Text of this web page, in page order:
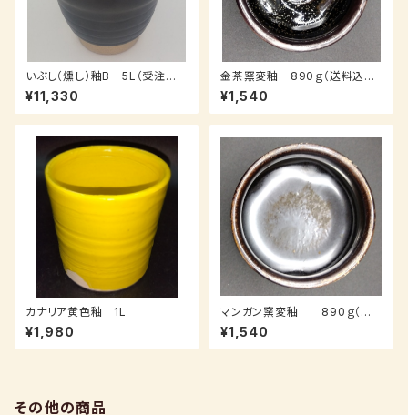
いぶし（燻し）釉B 5L（受注後、
3～7日後発送）
¥11,330
金茶窯変釉 890ｇ（送料込み：
クロネコパケット、受注後7～14
日納品）
¥1,540
カナリア黄色釉 1L
¥1,980
マンガン窯変釉 890ｇ（送
料込み：クロネコパケット）
¥1,540
その他の商品